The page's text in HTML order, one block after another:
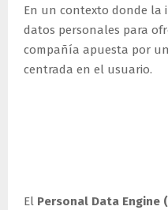
En un contexto donde la
datos personales para
compañía apuesta por
centrada en el usuario.
El Personal Data Engine